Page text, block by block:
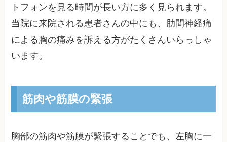
トフォンを見る時間が長い方に多く見られます。
当院に来院される患者さんの中にも、肋間神経痛
による胸の痛みを訴える方がたくさんいらっしゃ
います。
筋肉や筋膜の緊張
胸部の筋肉や筋膜が緊張することでも、左胸に一